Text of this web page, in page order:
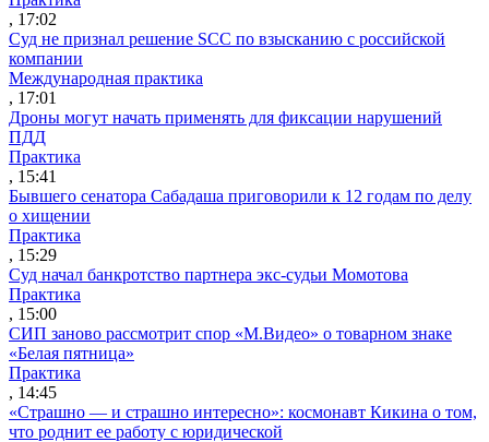
, 17:02
Суд не признал решение SCC по взысканию с российской
компании
Международная практика
, 17:01
Дроны могут начать применять для фиксации нарушений
ПДД
Практика
, 15:41
Бывшего сенатора Сабадаша приговорили к 12 годам по делу
о хищении
Практика
, 15:29
Суд начал банкротство партнера экс-судьи Момотова
Практика
, 15:00
СИП заново рассмотрит спор «М.Видео» о товарном знаке
«Белая пятница»
Практика
, 14:45
«Страшно — и страшно интересно»: космонавт Кикина о том,
что роднит ее работу с юридической